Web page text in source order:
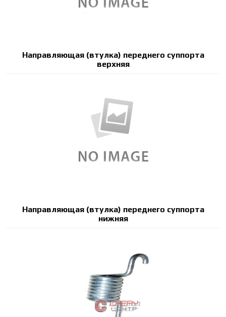
Направляющая (втулка) переднего суппорта
верхняя
Направляющая (втулка) переднего суппорта
нижняя